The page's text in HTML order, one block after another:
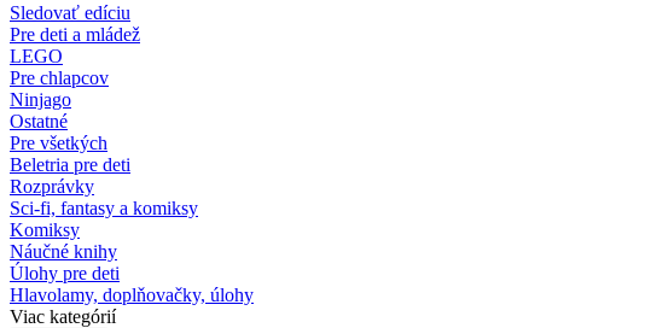
Sledovať edíciu
Pre deti a mládež
LEGO
Pre chlapcov
Ninjago
Ostatné
Pre všetkých
Beletria pre deti
Rozprávky
Sci-fi, fantasy a komiksy
Komiksy
Náučné knihy
Úlohy pre deti
Hlavolamy, doplňovačky, úlohy
Viac kategórií